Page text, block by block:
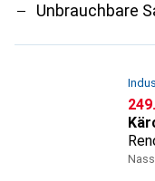
Unbrauchbare
CHF